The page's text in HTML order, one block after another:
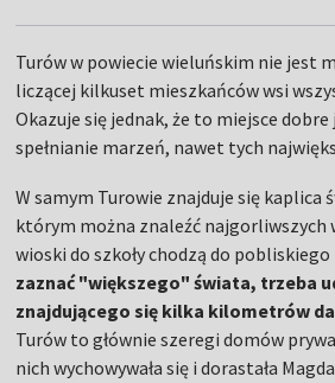
Turów w powiecie wieluńskim nie jest
liczącej kilkuset mieszkańców wsi
Okazuje się jednak, że to miejsce dobre
spełnianie marzeń, nawet tych
W samym Turowie znajduje się kaplica
którym można znaleźć najgorliwszych
wioski do szkoły chodzą do
zaznać "większego" świata, trzeba
znajdującego się kilka kilometrów
Turów to głównie szeregi domów
nich wychowywała się i dorastała